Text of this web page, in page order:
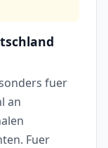
fuer
an
Fuer